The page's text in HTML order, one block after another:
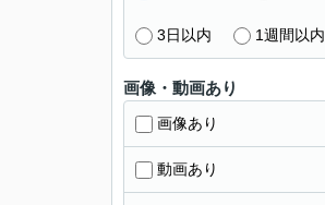
3日以内 1週間以内
画像・動画あり
画像あり
動画あり